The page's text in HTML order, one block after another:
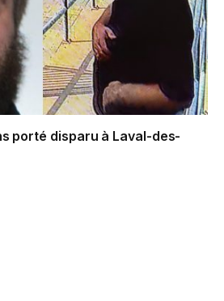
porté disparu à Laval-des-